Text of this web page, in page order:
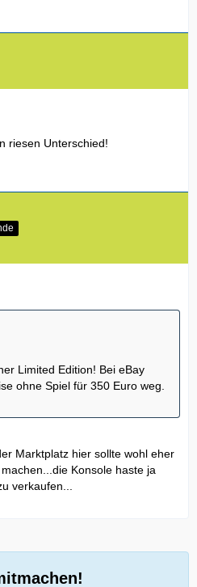
riesen Unterschied!
Limited Edition! Bei eBay
ohne Spiel für 350 Euro weg.
Marktplatz hier sollte wohl eher
Konsole haste ja
verkaufen...